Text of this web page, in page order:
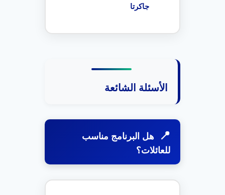
جاكرتا
الأسئلة الشائعة
هل البرنامج مناسب
للعائلات؟